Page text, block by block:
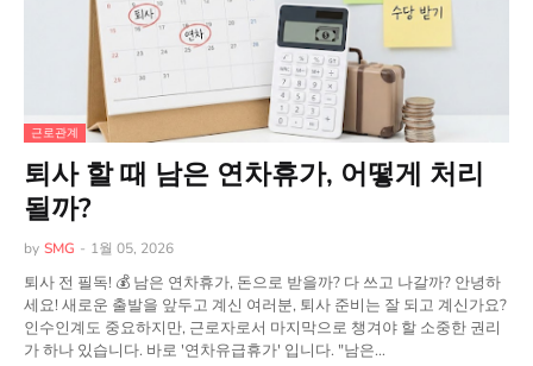
근로관계
퇴사 할 때 남은 연차휴가, 어떻게 처리
될까?
by SMG - 1월 05, 2026
퇴사 전 필독! 💰 남은 연차휴가, 돈으로 받을까? 다 쓰고 나갈까? 안녕하
세요! 새로운 출발을 앞두고 계신 여러분, 퇴사 준비는 잘 되고 계신가요?
인수인계도 중요하지만, 근로자로서 마지막으로 챙겨야 할 소중한 권리
가 하나 있습니다. 바로 '연차유급휴가' 입니다. "남은…